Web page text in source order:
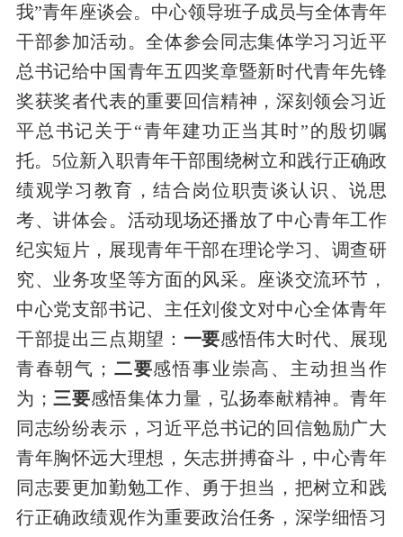
我”青年座谈会。中心领导班子成员与全体青年
干部参加活动。全体参会同志集体学习习近平
总书记给中国青年五四奖章暨新时代青年先锋
奖获奖者代表的重要回信精神，深刻领会习近
平总书记关于“青年建功正当其时”的殷切嘱
托。5位新入职青年干部围绕树立和践行正确政
绩观学习教育，结合岗位职责谈认识、说思
考、讲体会。活动现场还播放了中心青年工作
纪实短片，展现青年干部在理论学习、调查研
究、业务攻坚等方面的风采。座谈交流环节，
中心党支部书记、主任刘俊文对中心全体青年
干部提出三点期望： 一要感悟伟大时代、展现
青春朝气； 二要感悟事业崇高、主动担当作
为； 三要感悟集体力量，弘扬奉献精神。青年
同志纷纷表示，习近平总书记的回信勉励广大
青年胸怀远大理想，矢志拼搏奋斗，中心青年
同志要更加勤勉工作、勇于担当，把树立和践
行正确政绩观作为重要政治任务，深学细悟习